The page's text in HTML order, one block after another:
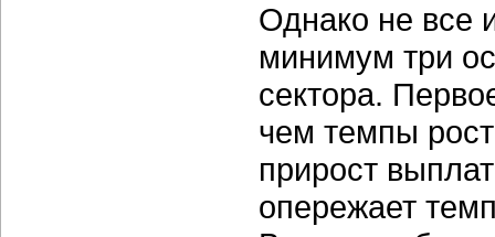
Однако не все
минимум три
сектора.
чем темпы
прирост
опережает